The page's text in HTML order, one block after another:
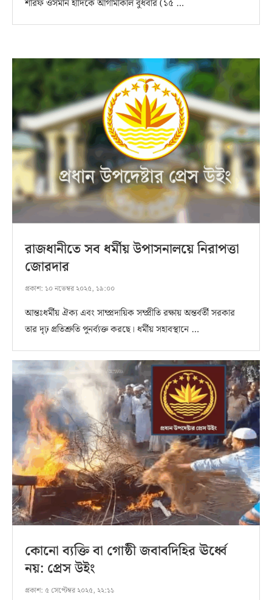
শরিফ ওসমান হাদিকে আগামীকাল বুধবার (১৫ …
রাজধানীতে সব ধর্মীয় উপাসনালয়ে নিরাপত্তা
জোরদার
প্রকাশ: ১০ নভেম্বর ২০২৫, ১৯:০০
আন্তঃধর্মীয় ঐক্য এবং সাম্প্রদায়িক সম্প্রীতি রক্ষায় অন্তর্বর্তী সরকার
তার দৃঢ় প্রতিশ্রুতি পুনর্ব্যক্ত করছে। ধর্মীয় সহাবস্থানে …
কোনো ব্যক্তি বা গোষ্ঠী জবাবদিহির ঊর্ধ্বে
নয়: প্রেস উইং
প্রকাশ: ৫ সেপ্টেম্বর ২০২৫, ২২:১১